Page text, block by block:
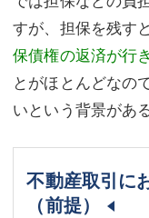
すが、担保を残す
保債権の返済が行
とがほとんどなの
いという背景があ
不動産取引に
（前提）